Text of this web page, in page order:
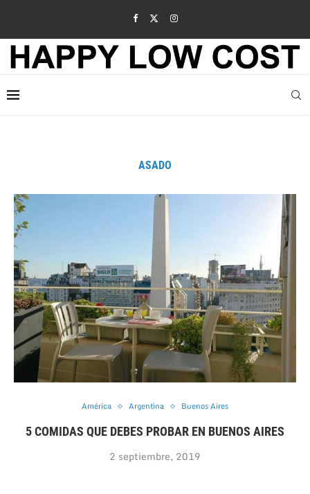
ASADO
América Argentina Buenos Aires
5 COMIDAS QUE DEBES PROBAR EN BUENOS AIRES
2 septiembre, 2019